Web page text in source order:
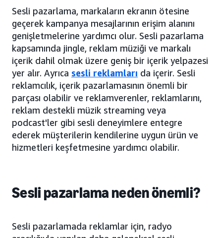
Sesli pazarlama, markaların ekranın ötesine
geçerek kampanya mesajlarının erişim alanını
genişletmelerine yardımcı olur. Sesli pazarlama
kapsamında jingle, reklam müziği ve markalı
içerik dahil olmak üzere geniş bir içerik yelpazesi
yer alır. Ayrıca sesli reklamları da içerir. Sesli
reklamcılık, içerik pazarlamasının önemli bir
parçası olabilir ve reklamverenler, reklamlarını,
reklam destekli müzik streaming veya
podcast'ler gibi sesli deneyimlere entegre
ederek müşterilerin kendilerine uygun ürün ve
hizmetleri keşfetmesine yardımcı olabilir.
Sesli pazarlama neden önemli?
Sesli pazarlamada reklamlar için, radyo